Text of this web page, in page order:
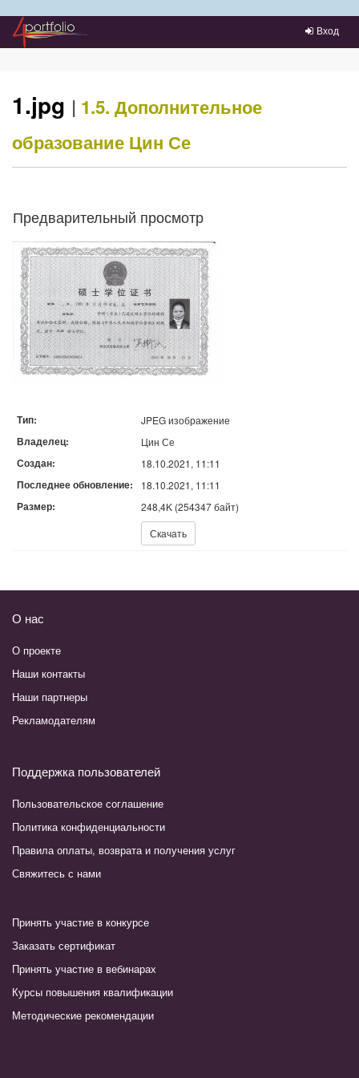
Преейти на главное меню
Вход
1.jpg | 1.5. Дополнительное
образование Цин Се
Предварительный просмотр
Тип: JPEG изображение
Владелец: Цин Се
Создан: 18.10.2021, 11:11
Последнее обновление: 18.10.2021, 11:11
Размер: 248,4K (254347 байт)
Скачать
О нас
О проекте
Наши контакты
Наши партнеры
Рекламодателям
Поддержка пользователей
Пользовательское соглашение
Политика конфиденциальности
Правила оплаты, возврата и получения услуг
Свяжитесь с нами
Принять участие в конкурсе
Заказать сертификат
Принять участие в вебинарах
Курсы повышения квалификации
Методические рекомендации